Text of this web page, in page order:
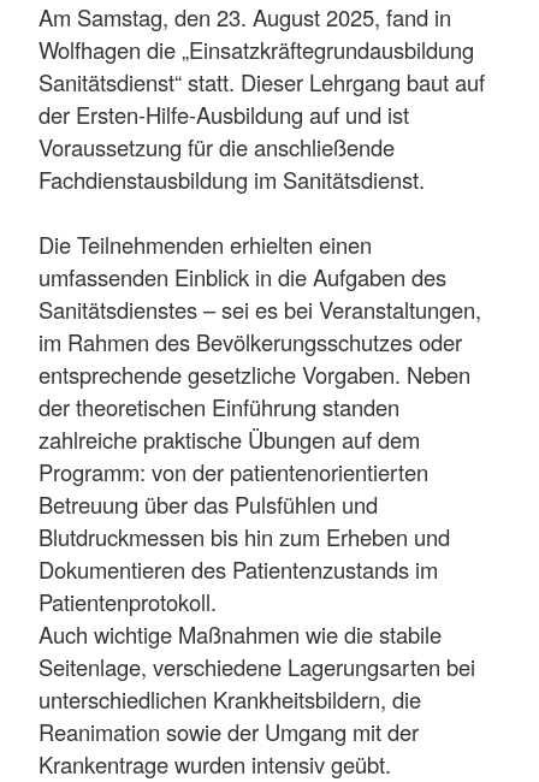
Am Samstag, den 23. August 2025, fand in
Wolfhagen die „Einsatzkräftegrundausbildung
Sanitätsdienst“ statt. Dieser Lehrgang baut auf
der Ersten-Hilfe-Ausbildung auf und ist
Voraussetzung für die anschließende
Fachdienstausbildung im Sanitätsdienst.
Die Teilnehmenden erhielten einen
umfassenden Einblick in die Aufgaben des
Sanitätsdienstes – sei es bei Veranstaltungen,
im Rahmen des Bevölkerungsschutzes oder
entsprechende gesetzliche Vorgaben. Neben
der theoretischen Einführung standen
zahlreiche praktische Übungen auf dem
Programm: von der patientenorientierten
Betreuung über das Pulsfühlen und
Blutdruckmessen bis hin zum Erheben und
Dokumentieren des Patientenzustands im
Patientenprotokoll.
Auch wichtige Maßnahmen wie die stabile
Seitenlage, verschiedene Lagerungsarten bei
unterschiedlichen Krankheitsbildern, die
Reanimation sowie der Umgang mit der
Krankentrage wurden intensiv geübt.